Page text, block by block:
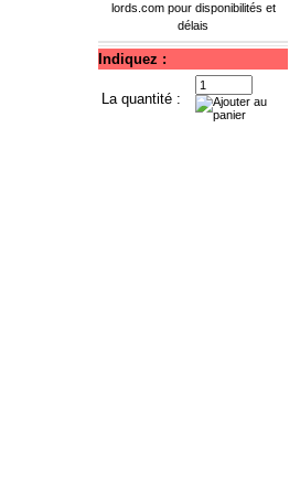
lords.compour disponibilités et
délais
Indiquez :
La quantité :